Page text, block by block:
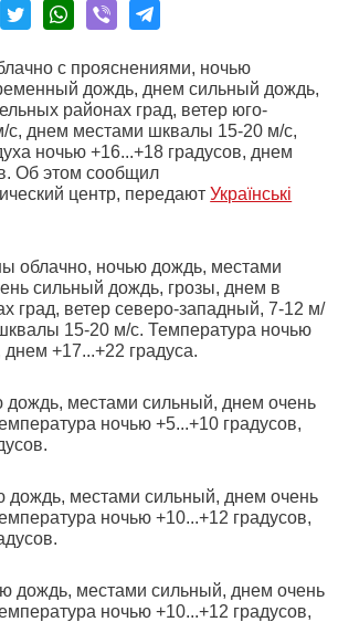
с прояснениями, ночью
дождь, днем сильный дождь,
районах град, ветер юго-
с, днем местами шквалы 15-20 м/с,
ночью +16...+18 градусов, днем
Об этом сообщил
центр, передаютУкраїнські
облачно, ночью дождь, местами
сильный дождь, грозы, днем в
град, ветер северо-западный, 7-12 м/
15-20 м/с. Температура ночью
днем +17...+22 градуса.
дождь, местами сильный, днем очень
ночью +5...+10 градусов,
местами сильный, днем очень
ночью +10...+12 градусов,
дождь, местами сильный, днем очень
ночью +10...+12 градусов,